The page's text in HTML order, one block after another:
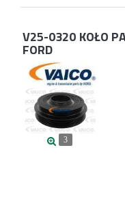
V25-0320 KOŁO
FORD
3